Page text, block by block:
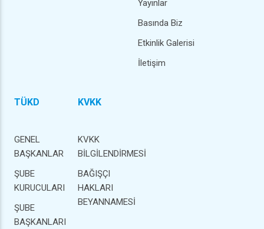
Yayınlar
Basında Biz
Etkinlik Galerisi
İletişim
TÜKD
GENEL
BAŞKANLAR
ŞUBE
KURUCULARI
ŞUBE
BAŞKANLARI
KVKK
KVKK
BİLGİLENDİRMESİ
BAĞIŞÇI
HAKLARI
BEYANNAMESİ